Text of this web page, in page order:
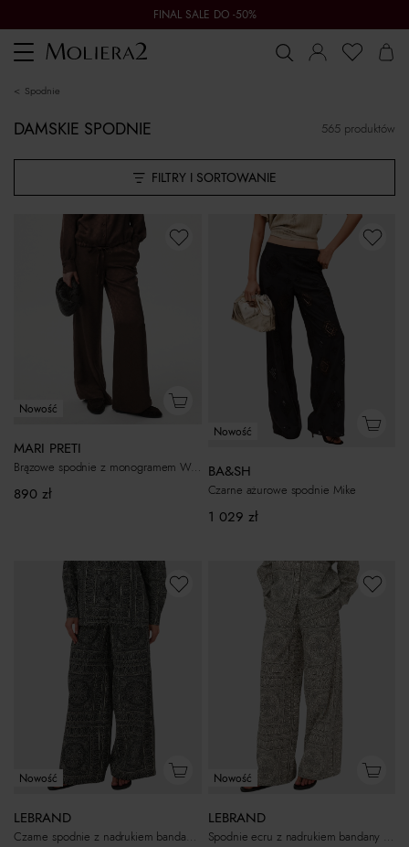
FINAL SALE DO -50%
Toggle
navigation
spodnie
FILTRY I SORTOWANIE
565 produktów
DAMSKIE SPODNIE
Nowość
MARI PRETI
Brązowe spodnie z monogramem Weekend
890 zł
Nowość
BA&SH
Czarne ażurowe spodnie Mike
1 029 zł
Nowość
LEBRAND
Czarne spodnie z nadrukiem bandany Flore
Nowość
LEBRAND
Spodnie ecru z nadrukiem bandany Flore